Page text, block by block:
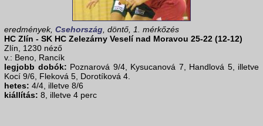
eredmények, Csehország, döntő, 1. mérkőzés
HC Zlín - SK HC Zelezárny Veselí nad Moravou 25-22 (12-12)
Zlín, 1230 néző
v.: Beno, Rancík
legjobb dobók: Poznarová 9/4, Kysucanová 7, Handlová 5, illetve
Kocí 9/6, Fleková 5, Dorotíková 4.
hetes: 4/4, illetve 8/6
kiállítás: 8, illetve 4 perc